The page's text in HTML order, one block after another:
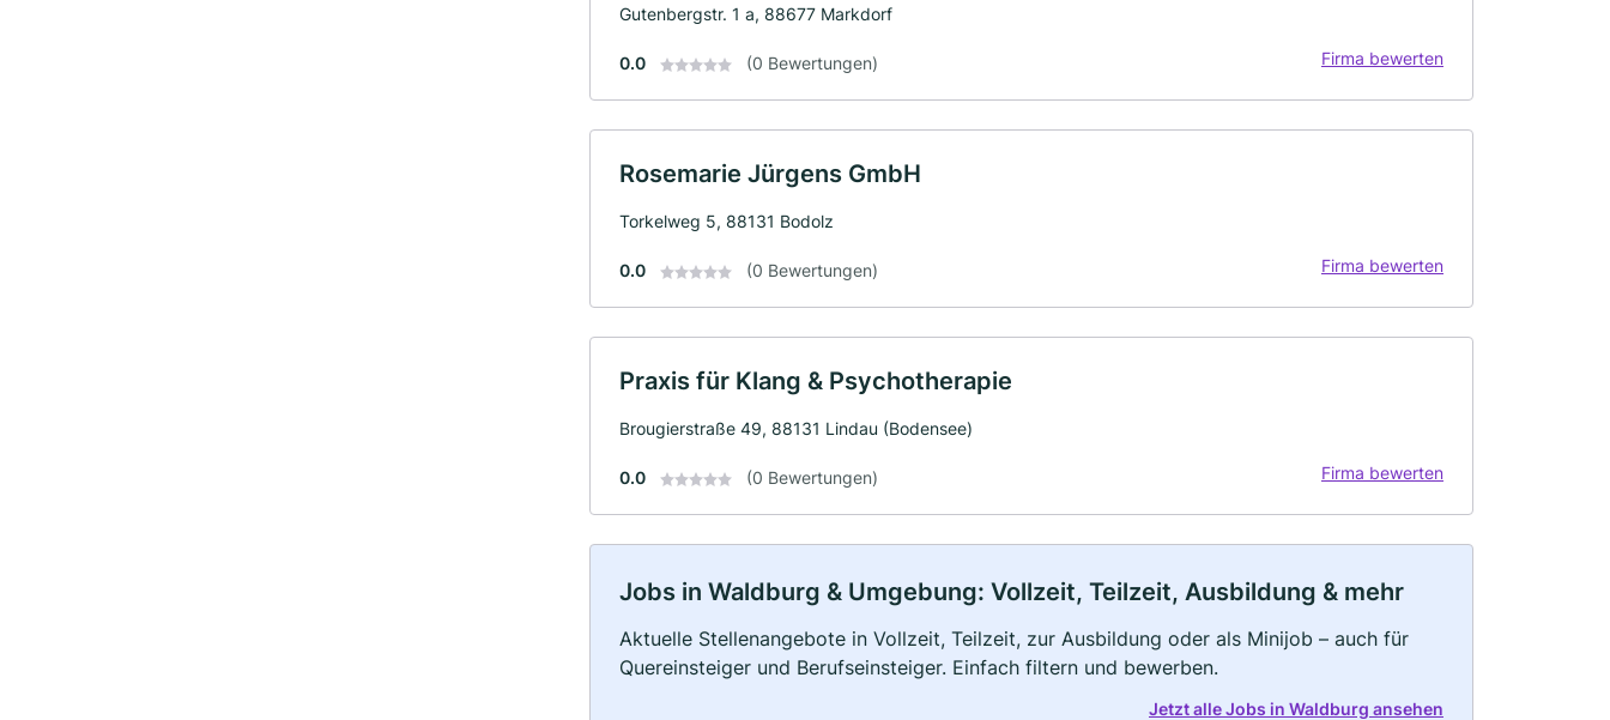
Gutenbergstr. 1 a, 88677 Markdorf
0.0 (0 Bewertungen) Firma bewerten
Rosemarie Jürgens GmbH
Torkelweg 5, 88131 Bodolz
0.0 (0 Bewertungen) Firma bewerten
Praxis für Klang & Psychotherapie
Brougierstraße 49, 88131 Lindau (Bodensee)
0.0 (0 Bewertungen) Firma bewerten
Jobs in Waldburg & Umgebung: Vollzeit, Teilzeit, Ausbildung & mehr
Aktuelle Stellenangebote in Vollzeit, Teilzeit, zur Ausbildung oder als Minijob – auch für
Quereinsteiger und Berufseinsteiger. Einfach filtern und bewerben.
Jetzt alle Jobs in Waldburg ansehen